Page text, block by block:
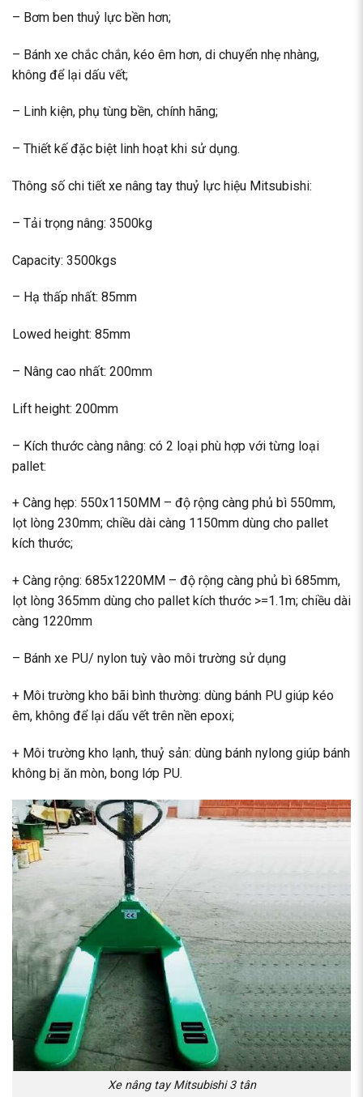
– Bơm ben thuỷ lực bền hơn;
– Bánh xe chắc chắn, kéo êm hơn, di chuyển nhẹ nhàng,
không để lại dấu vết;
– Linh kiện, phụ tùng bền, chính hãng;
– Thiết kế đặc biệt linh hoạt khi sử dụng.
Thông số chi tiết xe nâng tay thuỷ lực hiệu Mitsubishi:
– Tải trọng nâng: 3500kg
Capacity: 3500kgs
– Hạ thấp nhất: 85mm
Lowed height: 85mm
– Nâng cao nhất: 200mm
Lift height: 200mm
– Kích thước càng nâng: có 2 loại phù hợp với từng loại
pallet:
+ Càng hẹp: 550x1150MM – độ rộng càng phủ bì 550mm,
lọt lòng 230mm; chiều dài càng 1150mm dùng cho pallet
kích thước;
+ Càng rộng: 685x1220MM – độ rộng càng phủ bì 685mm,
lọt lòng 365mm dùng cho pallet kích thước >=1.1m; chiều dài
càng 1220mm
– Bánh xe PU/ nylon tuỳ vào môi trường sử dụng
+ Môi trường kho bãi bình thường: dùng bánh PU giúp kéo
êm, không để lại dấu vết trên nền epoxi;
+ Môi trường kho lạnh, thuỷ sản: dùng bánh nylong giúp bánh
không bị ăn mòn, bong lớp PU.
Xe nâng tay Mitsubishi 3 tân